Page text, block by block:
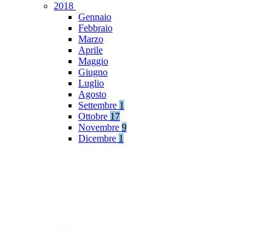
2018
Gennaio
Febbraio
Marzo
Aprile
Maggio
Giugno
Luglio
Agosto
Settembre 1
Ottobre 17
Novembre 9
Dicembre 1